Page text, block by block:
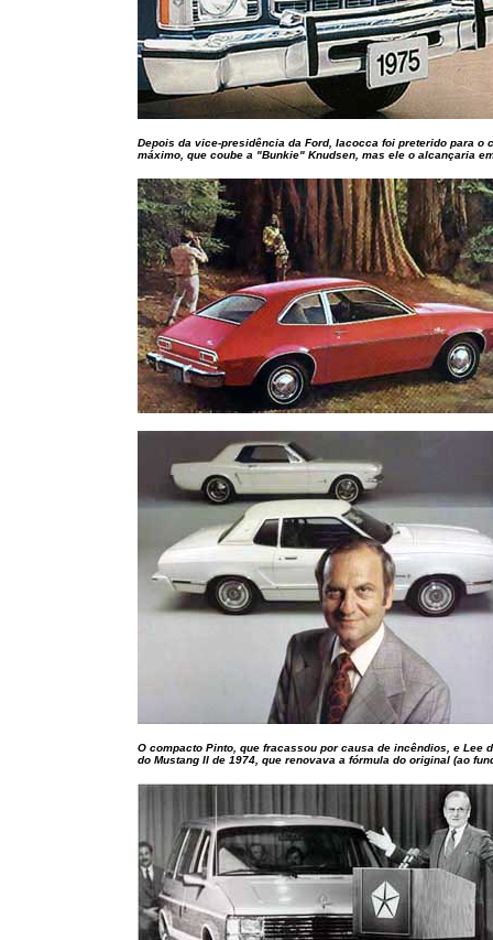
Depois da vice-presidência da Ford, Iacocca foi preterido para o
máximo, que coube a "Bunkie" Knudsen, mas ele o alcançaria
O compacto Pinto, que fracassou por causa de incêndios, e Lee
do Mustang II de 1974, que renovava a fórmula do original (ao